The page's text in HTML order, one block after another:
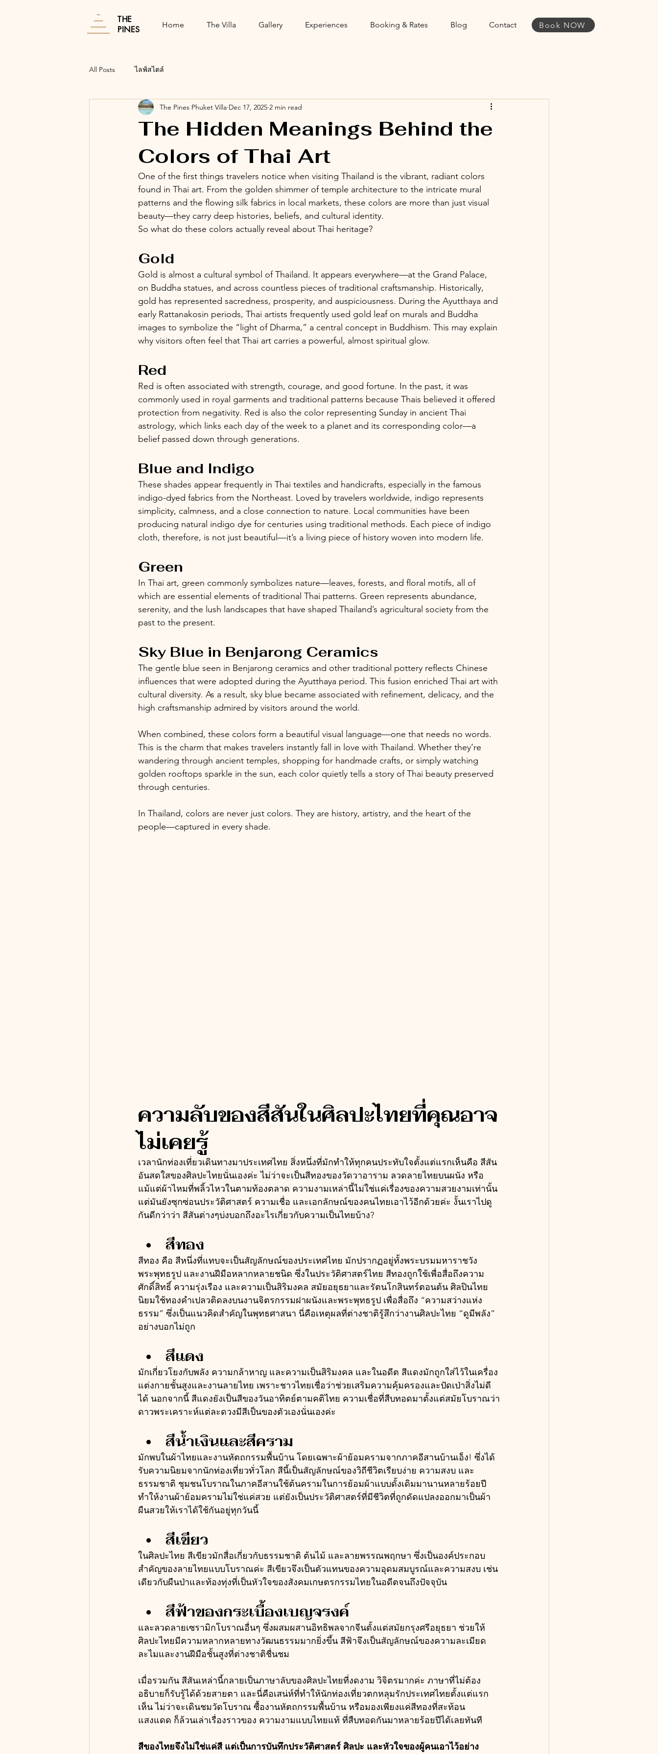
THE
PINES
Home The Villa Gallery Experiences Booking & Rates Blog Contact Book NOW
All Posts ไลฟ์สไตล์
The Hidden Meanings Behind the
Colors of Thai Art
The Pines Phuket Villa Dec 17, 2025 2 min read
One of the first things travelers notice when visiting Thailand is the vibrant, radiant colors
found in Thai art. From the golden shimmer of temple architecture to the intricate mural
patterns and the flowing silk fabrics in local markets, these colors are more than just visual
beauty—they carry deep histories, beliefs, and cultural identity.
So what do these colors actually reveal about Thai heritage?
Gold
Gold is almost a cultural symbol of Thailand. It appears everywhere—at the Grand Palace,
on Buddha statues, and across countless pieces of traditional craftsmanship. Historically,
gold has represented sacredness, prosperity, and auspiciousness. During the Ayutthaya and
early Rattanakosin periods, Thai artists frequently used gold leaf on murals and Buddha
images to symbolize the “light of Dharma,” a central concept in Buddhism. This may explain
why visitors often feel that Thai art carries a powerful, almost spiritual glow.
Red
Red is often associated with strength, courage, and good fortune. In the past, it was
commonly used in royal garments and traditional patterns because Thais believed it offered
protection from negativity. Red is also the color representing Sunday in ancient Thai
astrology, which links each day of the week to a planet and its corresponding color—a
belief passed down through generations.
Blue and Indigo
These shades appear frequently in Thai textiles and handicrafts, especially in the famous
indigo-dyed fabrics from the Northeast. Loved by travelers worldwide, indigo represents
simplicity, calmness, and a close connection to nature. Local communities have been
producing natural indigo dye for centuries using traditional methods. Each piece of indigo
cloth, therefore, is not just beautiful—it’s a living piece of history woven into modern life.
Green
In Thai art, green commonly symbolizes nature—leaves, forests, and floral motifs, all of
which are essential elements of traditional Thai patterns. Green represents abundance,
serenity, and the lush landscapes that have shaped Thailand’s agricultural society from the
past to the present.
Sky Blue in Benjarong Ceramics
The gentle blue seen in Benjarong ceramics and other traditional pottery reflects Chinese
influences that were adopted during the Ayutthaya period. This fusion enriched Thai art with
cultural diversity. As a result, sky blue became associated with refinement, delicacy, and the
high craftsmanship admired by visitors around the world.
When combined, these colors form a beautiful visual language—one that needs no words.
This is the charm that makes travelers instantly fall in love with Thailand. Whether they’re
wandering through ancient temples, shopping for handmade crafts, or simply watching
golden rooftops sparkle in the sun, each color quietly tells a story of Thai beauty preserved
through centuries.
In Thailand, colors are never just colors. They are history, artistry, and the heart of the
people—captured in every shade.
ความลับของสีสันในศิลปะไทยที่คุณอาจ
ไม่เคยรู้
เวลานักท่องเที่ยวเดินทางมาประเทศไทย สิ่งหนึ่งที่มักทำให้ทุกคนประทับใจตั้งแต่แรกเห็นคือ สีสัน
อันสดใสของศิลปะไทยนั่นเองค่ะ ไม่ว่าจะเป็นสีทองของวัดวาอาราม ลวดลายไทยบนผนัง หรือ
แม้แต่ผ้าไหมที่พลิ้วไหวในตามท้องตลาด ความงามเหล่านี้ไม่ใช่แค่เรื่องของความสวยงามเท่านั้น
แต่มันยังซุกซ่อนประวัติศาสตร์ ความเชื่อ และเอกลักษณ์ของคนไทยเอาไว้อีกด้วยค่ะ งั้นเราไปดู
กันดีกว่าว่า สีสันต่างๆบ่งบอกถึงอะไรเกี่ยวกับความเป็นไทยบ้าง?
สีทอง
สีทอง คือ สีหนึ่งที่แทบจะเป็นสัญลักษณ์ของประเทศไทย มักปรากฏอยู่ทั้งพระบรมมหาราชวัง
พระพุทธรูป และงานฝีมือหลากหลายชนิด ซึ่งในประวัติศาสตร์ไทย สีทองถูกใช้เพื่อสื่อถึงความ
ศักดิ์สิทธิ์ ความรุ่งเรือง และความเป็นสิริมงคล สมัยอยุธยาและรัตนโกสินทร์ตอนต้น ศิลปินไทย
นิยมใช้ทองคำเปลวติดลงบนงานจิตรกรรมฝาผนังและพระพุทธรูป เพื่อสื่อถึง “ความสว่างแห่ง
ธรรม” ซึ่งเป็นแนวคิดสำคัญในพุทธศาสนา นี่คือเหตุผลที่ต่างชาติรู้สึกว่างานศิลปะไทย “ดูมีพลัง”
อย่างบอกไม่ถูก
สีแดง
มักเกี่ยวโยงกับพลัง ความกล้าหาญ และความเป็นสิริมงคล และในอดีต สีแดงมักถูกใส่ไว้ในเครื่อง
แต่งกายชั้นสูงและงานลายไทย เพราะชาวไทยเชื่อว่าช่วยเสริมความคุ้มครองและปัดเป่าสิ่งไม่ดี
ได้ นอกจากนี้ สีแดงยังเป็นสีของวันอาทิตย์ตามคติไทย ความเชื่อที่สืบทอดมาตั้งแต่สมัยโบราณว่า
ดาวพระเคราะห์แต่ละดวงมีสีเป็นของตัวเองนั่นเองค่ะ
สีน้ำเงินและสีคราม
มักพบในผ้าไทยและงานหัตถกรรมพื้นบ้าน โดยเฉพาะผ้าย้อมครามจากภาคอีสานบ้านเอ็ง! ซึ่งได้
รับความนิยมจากนักท่องเที่ยวทั่วโลก สีนี้เป็นสัญลักษณ์ของวิถีชีวิตเรียบง่าย ความสงบ และ
ธรรมชาติ ชุมชนโบราณในภาคอีสานใช้ต้นครามในการย้อมผ้าแบบดั้งเดิมมานานหลายร้อยปี
ทำให้งานผ้าย้อมครามไม่ใช่แค่สวย แต่ยังเป็นประวัติศาสตร์ที่มีชีวิตที่ถูกดัดแปลงออกมาเป็นผ้า
ผืนสวยให้เราได้ใช้กันอยู่ทุกวันนี้
สีเขียว
ในศิลปะไทย สีเขียวมักสื่อเกี่ยวกับธรรมชาติ ต้นไม้ และลายพรรณพฤกษา ซึ่งเป็นองค์ประกอบ
สำคัญของลายไทยแบบโบราณค่ะ สีเขียวจึงเป็นตัวแทนของความอุดมสมบูรณ์และความสงบ เช่น
เดียวกับผืนป่าและท้องทุ่งที่เป็นหัวใจของสังคมเกษตรกรรมไทยในอดีตจนถึงปัจจุบัน
สีฟ้าของกระเบื้องเบญจรงค์
และลวดลายเซรามิกโบราณอื่นๆ ซึ่งผสมผสานอิทธิพลจากจีนตั้งแต่สมัยกรุงศรีอยุธยา ช่วยให้
ศิลปะไทยมีความหลากหลายทางวัฒนธรรมมากยิ่งขึ้น สีฟ้าจึงเป็นสัญลักษณ์ของความละเมียด
ละไมและงานฝีมือชั้นสูงที่ต่างชาติชื่นชม
เมื่อรวมกัน สีสันเหล่านี้กลายเป็นภาษาลับของศิลปะไทยที่งดงาม วิจิตรมากค่ะ ภาษาที่ไม่ต้อง
อธิบายก็รับรู้ได้ด้วยสายตา และนี่คือเสน่ห์ที่ทำให้นักท่องเที่ยวตกหลุมรักประเทศไทยตั้งแต่แรก
เห็น ไม่ว่าจะเดินชมวัดโบราณ ซื้องานหัตถกรรมพื้นบ้าน หรือมองเพียงแค่สีทองที่สะท้อน
แสงแดด ก็ล้วนเล่าเรื่องราวของ ความงามแบบไทยแท้ ที่สืบทอดกันมาหลายร้อยปีได้เลยทันที
สีของไทยจึงไม่ใช่แค่สี แต่เป็นการบันทึกประวัติศาสตร์ ศิลปะ และหัวใจของผู้คนเอาไว้อย่าง